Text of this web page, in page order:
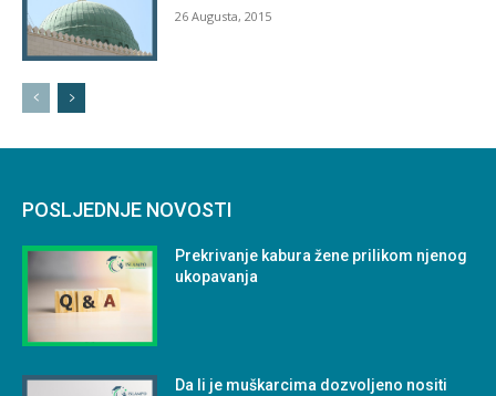
26 Augusta, 2015
POSLJEDNJE NOVOSTI
Prekrivanje kabura žene prilikom njenog
ukopavanja
Da li je muškarcima dozvoljeno nositi